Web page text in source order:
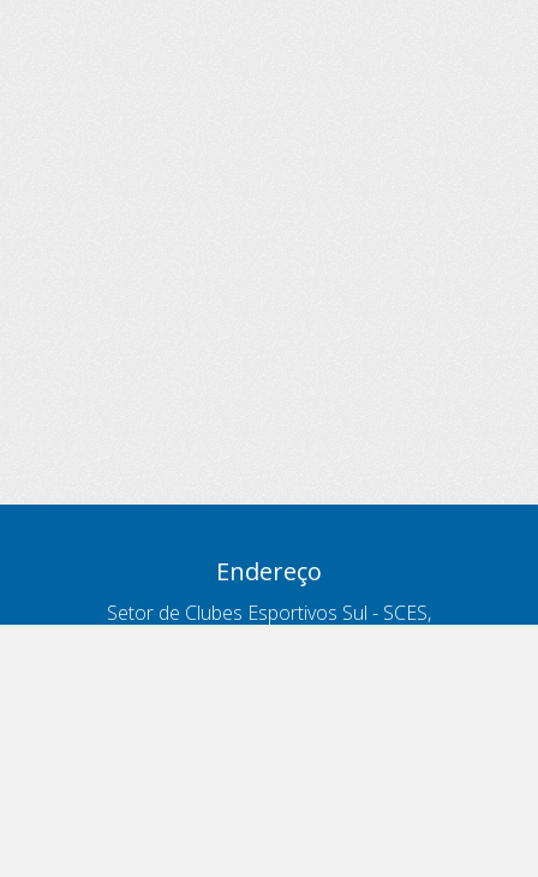
Endereço
Setor de Clubes Esportivos Sul - SCES,